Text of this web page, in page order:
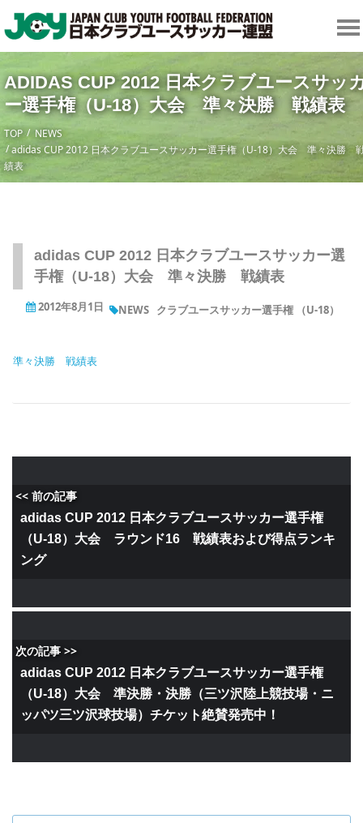
ADIDAS CUP 2012 日本クラブユースサッ
ー選手権（U-18）大会 準々決勝 戦績表
TOP
NEWS
adidas CUP 2012 日本クラブユースサッカー選手権（U-18）大会 準々決勝
績表
adidas CUP 2012 日本クラブユースサッカー選
手権（U-18）大会 準々決勝 戦績表
2012年8月1日 NEWS クラブユースサッカー選手権 （U-18）
準々決勝 戦績表
<< 前の記事
adidas CUP 2012 日本クラブユースサッカー選手権
（U-18）大会 ラウンド16 戦績表および得点ランキ
ング
次の記事 >>
adidas CUP 2012 日本クラブユースサッカー選手権
（U-18）大会 準決勝・決勝（三ツ沢陸上競技場・ニ
ッパツ三ツ沢球技場）チケット絶賛発売中！